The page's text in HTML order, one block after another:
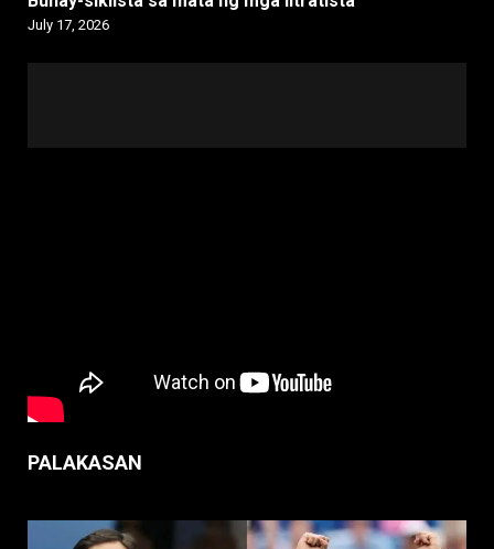
July 17, 2026
PALAKASAN